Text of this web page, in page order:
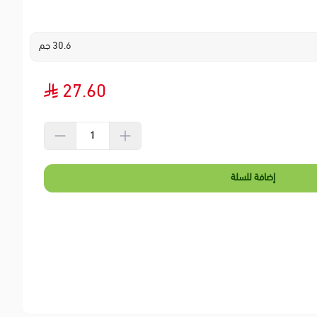
30.6 جم
27.60
إضافة للسلة